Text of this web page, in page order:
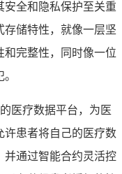
全和隐私保护至关重
储特性，就像一层坚
和完整性，同时像一位
医疗数据平台，为医
许患者将自己的医疗数
并通过智能合约灵活控